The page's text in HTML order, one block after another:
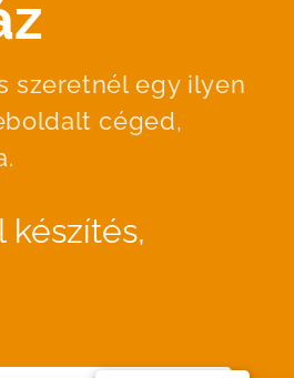
szeretnél egy ilyen
céged,
készítés,